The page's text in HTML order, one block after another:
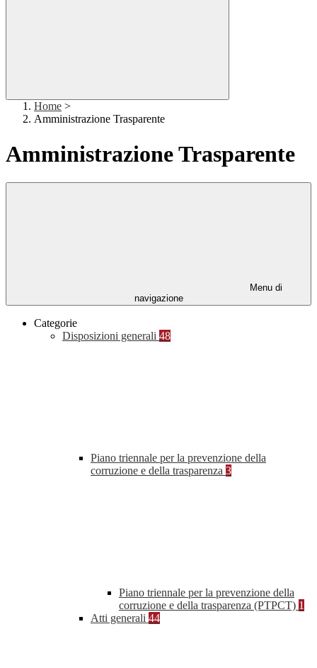
Home >
Amministrazione Trasparente
Amministrazione Trasparente
Menu di
navigazione
Categorie
Disposizioni generali 48
Piano triennale per la prevenzione della
corruzione e della trasparenza 3
Piano triennale per la prevenzione della
corruzione e della trasparenza (PTPCT) 1
Atti generali 44